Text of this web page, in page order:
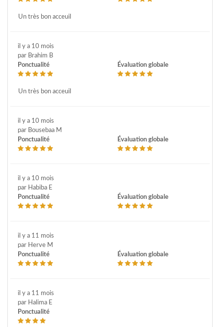
Un très bon acceuil
il y a 10 mois
par Brahim B
Ponctualité
Évaluation globale
Un très bon acceuil
il y a 10 mois
par Bousebaa M
Ponctualité
Évaluation globale
il y a 10 mois
par Habiba E
Ponctualité
Évaluation globale
il y a 11 mois
par Herve M
Ponctualité
Évaluation globale
il y a 11 mois
par Halima E
Ponctualité